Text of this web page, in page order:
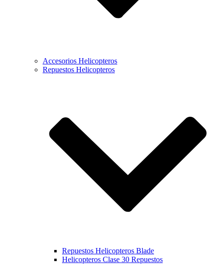
Accesorios Helicopteros
Repuestos Helicopteros
Repuestos Helicopteros Blade
Helicopteros Clase 30 Repuestos